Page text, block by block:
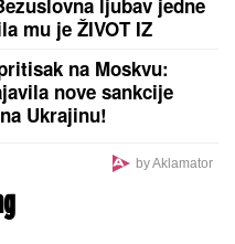
na "Marakani"
na "Čairu"
NA GAZELI
prevezena u bolnicu,